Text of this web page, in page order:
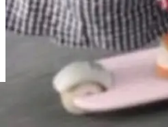
平台，curl 一行
GitCode · GitHu
、macOS / Linu
# macOS / Linu
solon.noea
识资产的主要载
十万乃至数百万
用可承载的上下
张与代码历史的
、接口契约、业
十乃至数百个文
联网络。传统的
算法工程
起案件：北京一
自己接的私活腾
部门的全部核心
区某科技公司AI
：KV ca